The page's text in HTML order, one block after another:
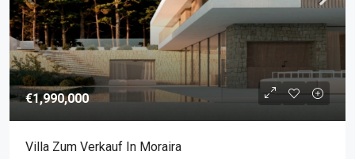
€1,990,000
Villa Zum Verkauf In Moraira